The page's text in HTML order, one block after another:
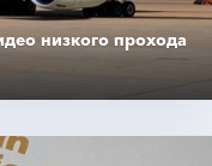
низкого прохода